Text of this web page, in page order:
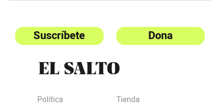
Suscríbete Dona
Política
Tienda